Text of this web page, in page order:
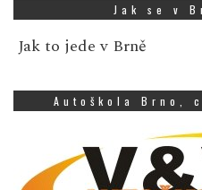
Jak se v
Jak to jede v Brně
Autoškola Brno,